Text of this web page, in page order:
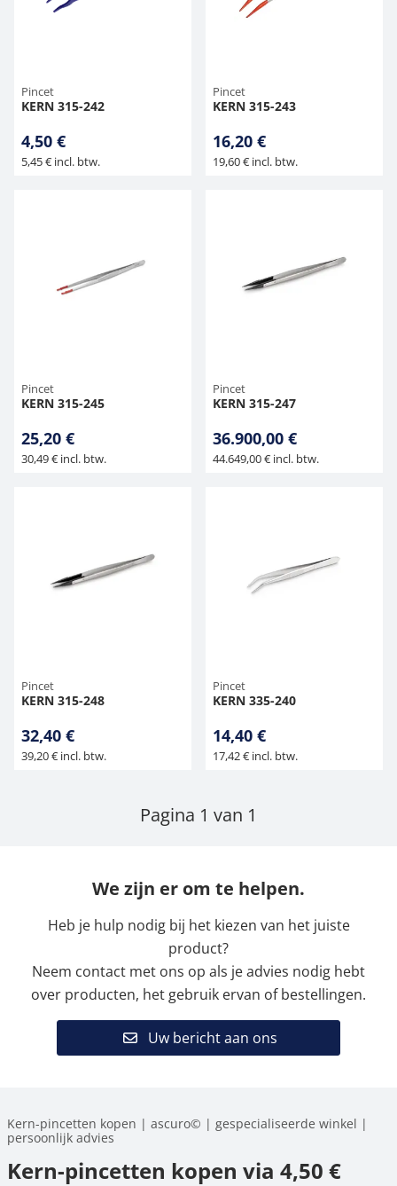
Pincet
KERN 315-242
4,50 €
5,45 € incl. btw.
Pincet
KERN 315-243
16,20 €
19,60 € incl. btw.
Pincet
KERN 315-245
25,20 €
30,49 € incl. btw.
Pincet
KERN 315-247
36.900,00 €
44.649,00 € incl. btw.
Pincet
KERN 315-248
32,40 €
39,20 € incl. btw.
Pincet
KERN 335-240
14,40 €
17,42 € incl. btw.
Pagina 1 van 1
We zijn er om te helpen.
Heb je hulp nodig bij het kiezen van het juiste
product?
Neem contact met ons op als je advies nodig hebt
over producten, het gebruik ervan of bestellingen.
Uw bericht aan ons
Kern-pincetten kopen | ascuro© | gespecialiseerde winkel |
persoonlijk advies
Kern-pincetten kopen via 4,50 €
Accessoires